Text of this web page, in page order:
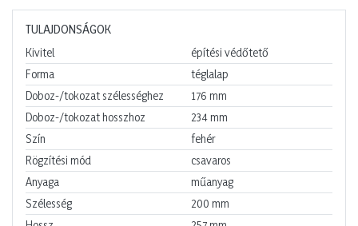
TULAJDONSÁGOK
Kivitel
építési védőtető
Forma
téglalap
Doboz-/tokozat szélességhez
176 mm
Doboz-/tokozat hosszhoz
234 mm
Szín
fehér
Rögzítési mód
csavaros
Anyaga
műanyag
Szélesség
200 mm